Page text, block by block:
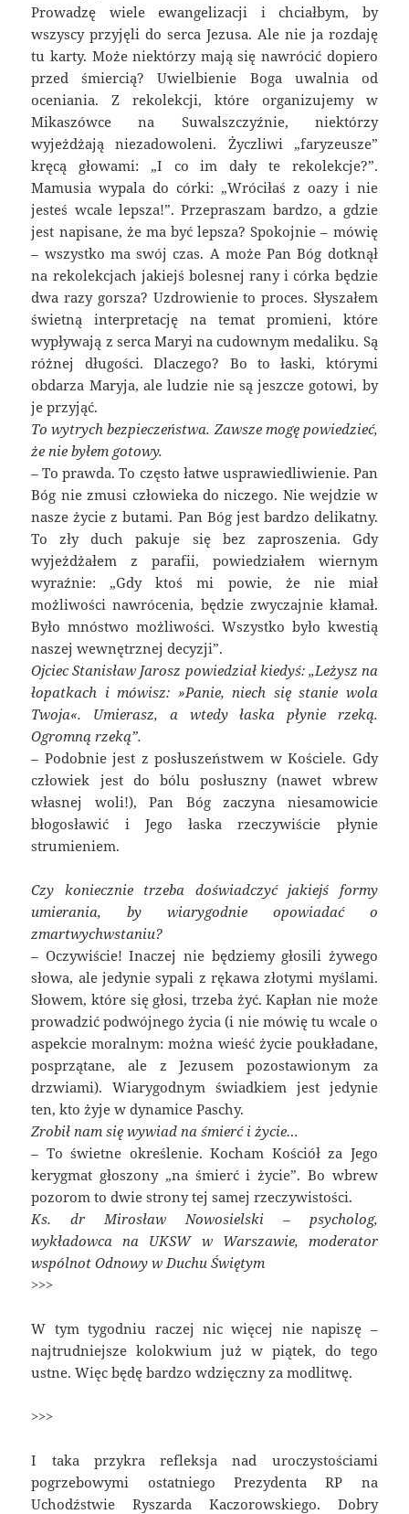
Prowadzę wiele ewangelizacji i chciałbym, by
wszyscy przyjęli do serca Jezusa. Ale nie ja rozdaję
tu karty. Może niektórzy mają się nawrócić dopiero
przed śmiercią? Uwielbienie Boga uwalnia od
oceniania. Z rekolekcji, które organizujemy w
Mikaszówce na Suwalszczyźnie, niektórzy
wyjeżdżają niezadowoleni. Życzliwi „faryzeusze”
kręcą głowami: „I co im dały te rekolekcje?”.
Mamusia wypala do córki: „Wróciłaś z oazy i nie
jesteś wcale lepsza!”. Przepraszam bardzo, a gdzie
jest napisane, że ma być lepsza? Spokojnie – mówię
– wszystko ma swój czas. A może Pan Bóg dotknął
na rekolekcjach jakiejś bolesnej rany i córka będzie
dwa razy gorsza? Uzdrowienie to proces. Słyszałem
świetną interpretację na temat promieni, które
wypływają z serca Maryi na cudownym medaliku. Są
różnej długości. Dlaczego? Bo to łaski, którymi
obdarza Maryja, ale ludzie nie są jeszcze gotowi, by
je przyjąć.
To wytrych bezpieczeństwa. Zawsze mogę powiedzieć,
że nie byłem gotowy.
– To prawda. To często łatwe usprawiedliwienie. Pan
Bóg nie zmusi człowieka do niczego. Nie wejdzie w
nasze życie z butami. Pan Bóg jest bardzo delikatny.
To zły duch pakuje się bez zaproszenia. Gdy
wyjeżdżałem z parafii, powiedziałem wiernym
wyraźnie: „Gdy ktoś mi powie, że nie miał
możliwości nawrócenia, będzie zwyczajnie kłamał.
Było mnóstwo możliwości. Wszystko było kwestią
naszej wewnętrznej decyzji”.
Ojciec Stanisław Jarosz powiedział kiedyś: „Leżysz na
łopatkach i mówisz: »Panie, niech się stanie wola
Twoja«. Umierasz, a wtedy łaska płynie rzeką.
Ogromną rzeką”.
– Podobnie jest z posłuszeństwem w Kościele. Gdy
człowiek jest do bólu posłuszny (nawet wbrew
własnej woli!), Pan Bóg zaczyna niesamowicie
błogosławić i Jego łaska rzeczywiście płynie
strumieniem.
Czy koniecznie trzeba doświadczyć jakiejś formy
umierania, by wiarygodnie opowiadać o
zmartwychwstaniu?
– Oczywiście! Inaczej nie będziemy głosili żywego
słowa, ale jedynie sypali z rękawa złotymi myślami.
Słowem, które się głosi, trzeba żyć. Kapłan nie może
prowadzić podwójnego życia (i nie mówię tu wcale o
aspekcie moralnym: można wieść życie poukładane,
posprzątane, ale z Jezusem pozostawionym za
drzwiami). Wiarygodnym świadkiem jest jedynie
ten, kto żyje w dynamice Paschy.
Zrobił nam się wywiad na śmierć i życie…
– To świetne określenie. Kocham Kościół za Jego
kerygmat głoszony „na śmierć i życie”. Bo wbrew
pozorom to dwie strony tej samej rzeczywistości.
Ks. dr Mirosław Nowosielski – psycholog,
wykładowca na UKSW w Warszawie, moderator
wspólnot Odnowy w Duchu Świętym
>>>
W tym tygodniu raczej nic więcej nie napiszę –
najtrudniejsze kolokwium już w piątek, do tego
ustne. Więc będę bardzo wdzięczny za modlitwę.
>>>
I taka przykra refleksja nad uroczystościami
pogrzebowymi ostatniego Prezydenta RP na
Uchodźstwie Ryszarda Kaczorowskiego. Dobry